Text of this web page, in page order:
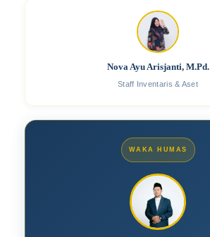
Nova Ayu Arisjanti, M.Pd.
Staff Inventaris & Aset
WAKA HUMAS